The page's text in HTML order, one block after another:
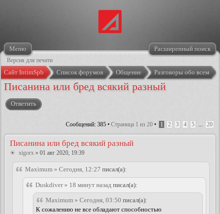
Меню Расширенный поиск
Версия для печати
Сайт IntimSpb Список форумов Общение Разговоры обо всем
Писанина или бред всякий разный
Ответить
Сообщений: 385 • Страница 1 из 20 • 1 2 3 4 5 ... 20
Писанина или бред всякий разный
xigorx » 01 авг 2020, 19:39
Maximum » Сегодня, 12:27 писал(а):
Duskdiver » 18 минут назад писал(а):
Maximum » Сегодня, 03:50 писал(а):
К сожалению не все обладают способностью